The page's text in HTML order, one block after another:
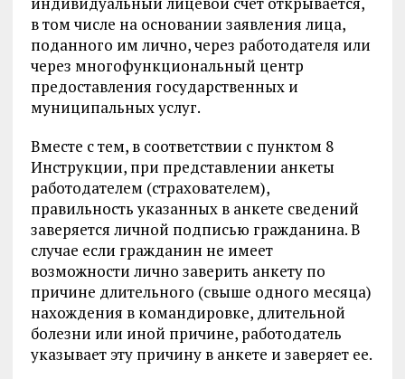
в том числе на основании заявления лица,
поданного им лично, через работодателя или
через многофункциональный центр
предоставления государственных и
муниципальных услуг.
Вместе с тем, в соответствии с пунктом 8
Инструкции, при представлении анкеты
работодателем (страхователем),
правильность указанных в анкете сведений
заверяется личной подписью гражданина. В
случае если гражданин не имеет
возможности лично заверить анкету по
причине длительного (свыше одного месяца)
нахождения в командировке, длительной
болезни или иной причине, работодатель
указывает эту причину в анкете и заверяет ее.